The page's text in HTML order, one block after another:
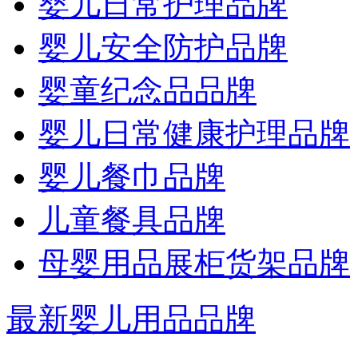
婴儿安全防护品牌
婴童纪念品品牌
婴儿日常健康护理品牌
婴儿餐巾品牌
儿童餐具品牌
母婴用品展柜货架品牌
最新婴儿用品品牌